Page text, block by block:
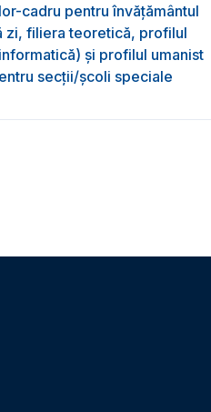
cadru pentru învățământul
zi, filiera teoretică, profilul
și profilul umanist
secții/școli speciale